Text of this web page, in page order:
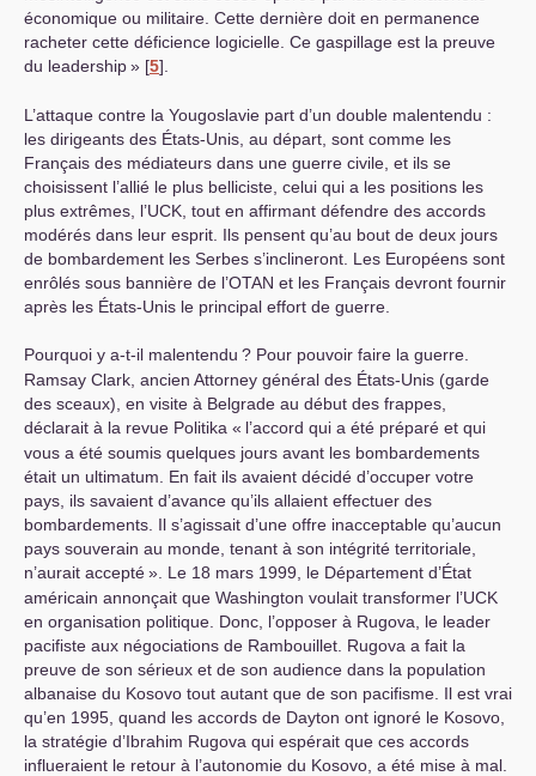
économique ou militaire. Cette dernière doit en permanence
racheter cette déficience logicielle. Ce gaspillage est la preuve
du leadership» [5]
L’attaque contre la Yougoslavie part d’un double malentendu :
les dirigeants des États-Unis, au départ, sont comme les
Français des médiateurs dans une guerre civile, et ils se
choisissent l’allié le plus belliciste, celui qui a les positions les
plus extrêmes, l’UCK , tout en affirmant défendre des accords
modérés dans leur esprit. Ils pensent qu’au bout de deux jours
de bombardement les Serbes s’inclineront. Les Européens sont
enrôlés sous bannière de l’OTAN et les Français devront fournir
après les États-Unis le principal effort de guerre.
Pourquoi y a-t-il malentendu ? Pour pouvoir faire la guerre.
Ramsay Clark, ancien Attorney général des États-Unis (garde
des sceaux), en visite à Belgrade au début des frappes,
déclarait à la revue Politika « l’accord qui a été préparé et qui
vous a été soumis quelques jours avant les bombardements
était un ultimatum. En fait ils avaient décidé d’occuper votre
pays, ils savaient d’avance qu’ils allaient effectuer des
bombardements. Il s’agissait d’une offre inacceptable qu’aucun
pays souverain au monde, tenant à son intégrité territoriale,
n’aurait accepté». Le 18 mars 1999, le Département d’État
américain annonçait que Washington voulait transformer l’UCK
en organisation politique. Donc, l’opposer à Rugova, le leader
pacifiste aux négociations de Rambouillet. Rugova a fait la
preuve de son sérieux et de son audience dans la population
albanaise du Kosovo tout autant que de son pacifisme. Il est vrai
qu’en 1995, quand les accords de Dayton ont ignoré le Kosovo,
la stratégie d’Ibrahim Rugova qui espérait que ces accords
influeraient le retour à l’autonomie du Kosovo, a été mise à mal.